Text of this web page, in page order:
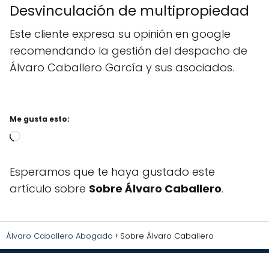
Desvinculación de multipropiedad
Este cliente expresa su opinión en google
recomendando la gestión del despacho de
Álvaro Caballero García y sus asociados.
Me gusta esto:
Cargando...
Esperamos que te haya gustado este
artículo sobre Sobre Álvaro Caballero.
Álvaro Caballero Abogado Sobre Álvaro Caballero